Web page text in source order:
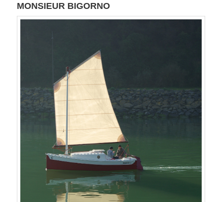
MONSIEUR BIGORNO